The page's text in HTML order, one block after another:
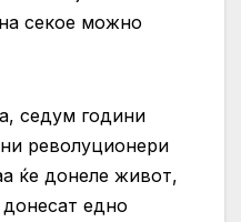
секое можно
седум години
револуционери
ќе донеле живот,
едно